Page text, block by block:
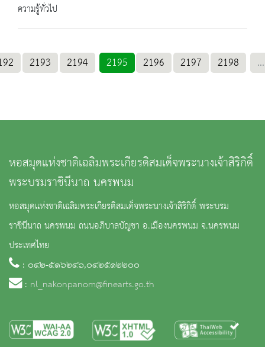
ความรู้ทั่วไป
2193 2194 2195 2196 2197 2198 ...
หอสมุดแห่งชาติเฉลิมพระเกียรติสมเด็จพระนางเจ้าสิริกิติ์
พระบรมราชินีนาถ นครพนม
หอสมุดแห่งชาติเฉลิมพระเกียรติสมเด็จพระนางเจ้าสิริกิติ์ พระบรม
ราชินีนาถ นครพนม ถนนอภิบาลบัญชา อ.เมืองนครพนม จ.นครพนม
ประเทศไทย
: ๐๔๒-๕๑๖๒๔๖,๐๔๒๕๑๒๒๐๐
: nl_nakonpanom@finearts.go.th